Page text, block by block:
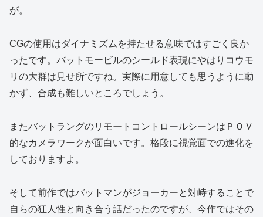
が。
CGの使用はダイナミズムを持たせる意味ではすごく良か
ったです。バットモービルのシールド表現にやはりコウモ
リの大群は見せ所ですね。実際に用意しても思うように動
かず、合成も難しいところでしょう。
またバットラングのリモートコントロールシーンはＰＯＶ
的なカメラワークが面白いです。格段に視覚面での進化を
しておりますよ。
そして前作ではバットマンがジョーカーと対峙することで
自らの狂人性と向き合う話だったのですが、今作ではその